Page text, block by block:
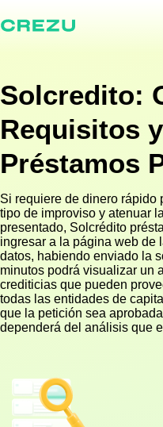
Solcredito:
Requisitos
Préstamos
Si requiere de dinero rápido
tipo de improviso y atenuar
presentado, Solcrédito
ingresar a la página web de
datos, habiendo enviado la
minutos podrá visualizar un
crediticias que pueden
todas las entidades de
que la petición sea
dependerá del análisis que